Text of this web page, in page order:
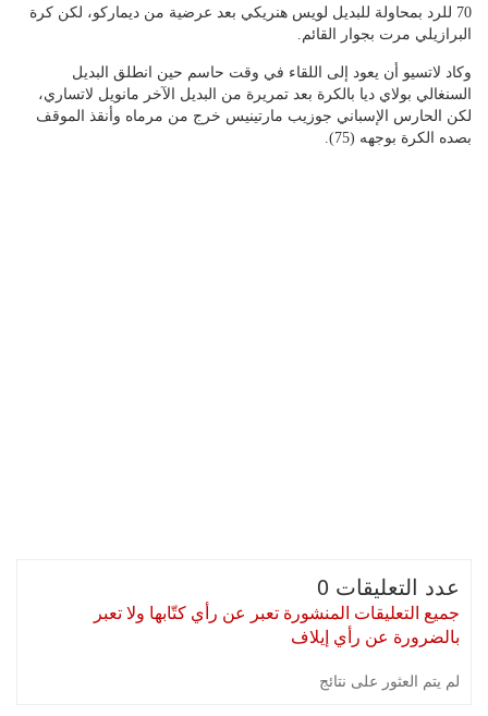
70 للرد بمحاولة للبديل لويس هنريكي بعد عرضية من ديماركو، لكن كرة
البرازيلي مرت بجوار القائم.
وكاد لاتسيو أن يعود إلى اللقاء في وقت حاسم حين انطلق البديل
السنغالي بولاي ديا بالكرة بعد تمريرة من البديل الآخر مانويل لاتساري،
لكن الحارس الإسباني جوزيب مارتينيس خرج من مرماه وأنقذ الموقف
بصده الكرة بوجهه (75).
عدد التعليقات 0
جميع التعليقات المنشورة تعبر عن رأي كتّابها ولا تعبر
بالضرورة عن رأي إيلاف
لم يتم العثور على نتائج